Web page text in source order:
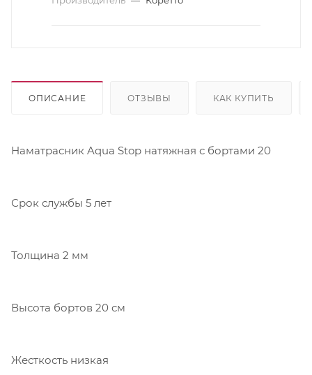
ОПИСАНИЕ ОТЗЫВЫ КАК КУПИТЬ
Наматрасник Aqua Stop натяжная с бортами 20
Срок службы 5 лет
Толщина 2 мм
Высота бортов 20 см
Жесткость низкая